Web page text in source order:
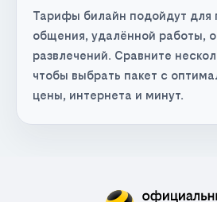
Тарифы билайн подойдут для
общения, удалённой работы,
развлечений. Сравните
чтобы выбрать пакет с
цены, интернета и минут.